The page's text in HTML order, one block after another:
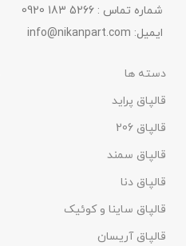
شماره تماس : 5266 183 0920
ایمیل: info@nikanpart.com
دسته ها
قالپاق پراید
قالپاق 206
قالپاق سمند
قالپاق دنا
قالپاق ساینا و کوئیک
قالپاق آریسان